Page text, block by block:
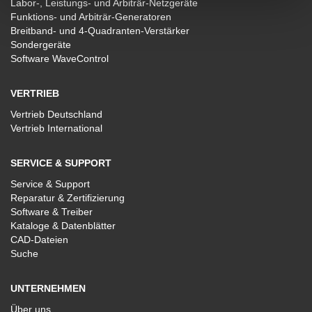
Labor-, Leistungs- und Arbiträr-Netzgeräte
Funktions- und Arbiträr-Generatoren
Breitband- und 4-Quadranten-Verstärker
Sondergeräte
Software WaveControl
VERTRIEB
Vertrieb Deutschland
Vertrieb International
SERVICE & SUPPORT
Service & Support
Reparatur & Zertifizierung
Software & Treiber
Kataloge & Datenblätter
CAD-Dateien
Suche
UNTERNEHMEN
Über uns